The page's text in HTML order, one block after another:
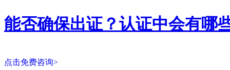
能否确保出证？认证中会有哪
点击免费咨询>